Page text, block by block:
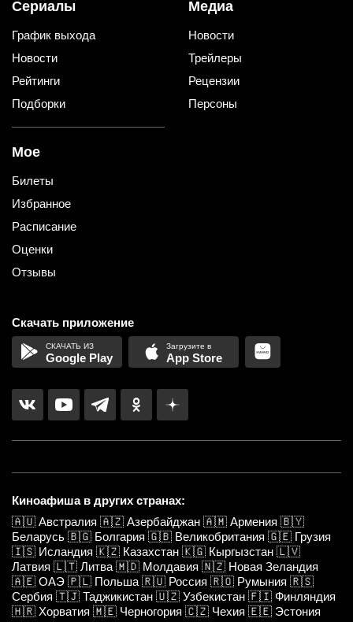
Сериалы
График выхода
Новости
Рейтинги
Подборки
Медиа
Новости
Трейлеры
Рецензии
Персоны
Мое
Билеты
Избранное
Расписание
Оценки
Отзывы
Скачать приложение
Google Play App Store
Киноафиша в других странах:
🇦🇺 Австралия 🇦🇿 Азербайджан 🇦🇲 Армения 🇧🇾
Беларусь 🇧🇬 Болгария 🇬🇧 Великобритания 🇬🇪 Грузия
🇮🇸 Исландия 🇰🇿 Казахстан 🇰🇬 Кыргызстан 🇱🇻
Латвия 🇱🇹 Литва 🇲🇩 Молдавия 🇳🇿 Новая Зеландия
🇦🇪 ОАЭ 🇵🇱 Польша 🇷🇺 Россия 🇷🇴 Румыния 🇷🇸
Сербия 🇹🇯 Таджикистан 🇺🇿 Узбекистан 🇫🇮 Финляндия
🇭🇷 Хорватия 🇲🇪 Черногория 🇨🇿 Чехия 🇪🇪 Эстония